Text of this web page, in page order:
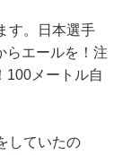
す。日本選手
らエールを！注
100メートル自
していたの